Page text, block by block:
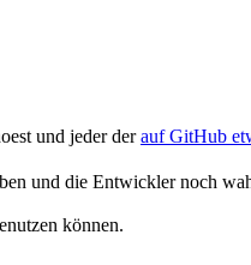
und jeder derauf GitHub
und die Entwickler noch
können.